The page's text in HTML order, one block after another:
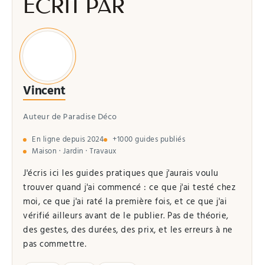
ÉCRIT PAR
Vincent
Auteur de Paradise Déco
En ligne depuis 2024
+1000 guides publiés
Maison · Jardin · Travaux
J'écris ici les guides pratiques que j'aurais voulu
trouver quand j'ai commencé : ce que j'ai testé chez
moi, ce que j'ai raté la première fois, et ce que j'ai
vérifié ailleurs avant de le publier. Pas de théorie,
des gestes, des durées, des prix, et les erreurs à ne
pas commettre.